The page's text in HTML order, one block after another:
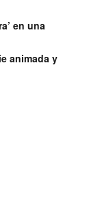
en una
animada y